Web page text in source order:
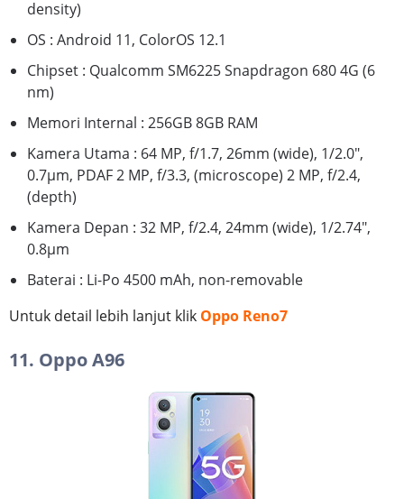
density)
OS : Android 11, ColorOS 12.1
Chipset : Qualcomm SM6225 Snapdragon 680 4G (6
nm)
Memori Internal : 256GB 8GB RAM
Kamera Utama : 64 MP, f/1.7, 26mm (wide), 1/2.0",
0.7µm, PDAF 2 MP, f/3.3, (microscope) 2 MP, f/2.4,
(depth)
Kamera Depan : 32 MP, f/2.4, 24mm (wide), 1/2.74",
0.8µm
Baterai : Li-Po 4500 mAh, non-removable
Untuk detail lebih lanjut klik Oppo Reno7
11. Oppo A96